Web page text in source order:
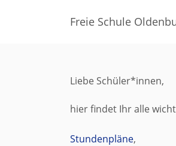
Freie Schule
Liebe Schüler*innen,
hier findet Ihr alle
Stundenpläne,